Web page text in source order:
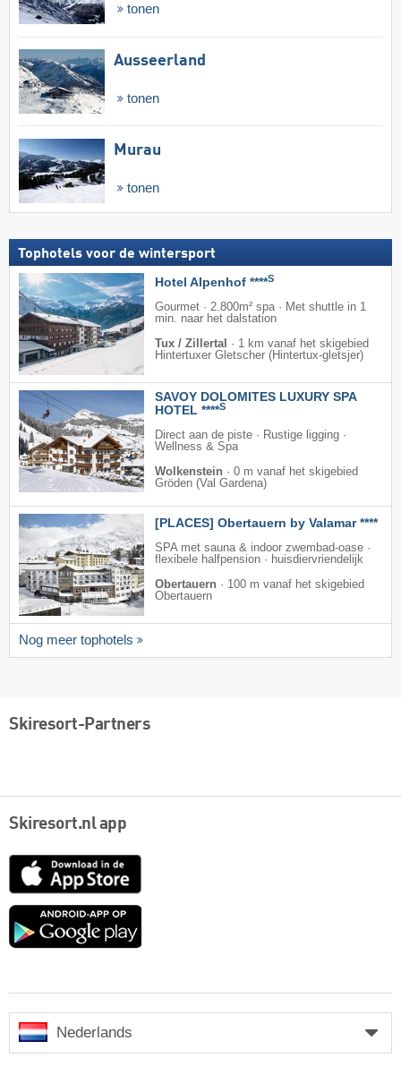
tonen
Ausseerland
tonen
Murau
tonen
Tophotels voor de wintersport
Hotel Alpenhof ****S
Gourmet · 2.800m² spa · Met shuttle in 1
min. naar het dalstation
Tux / Zillertal · 1 km vanaf het skigebied
Hintertuxer Gletscher (Hintertux-gletsjer)
SAVOY DOLOMITES LUXURY SPA
HOTEL ****S
Direct aan de piste · Rustige ligging ·
Wellness & Spa
Wolkenstein · 0 m vanaf het skigebied
Gröden (Val Gardena)
[PLACES] Obertauern by Valamar ****
SPA met sauna & indoor zwembad-oase ·
flexibele halfpension · huisdiervriendelijk
Obertauern · 100 m vanaf het skigebied
Obertauern
Nog meer tophotels
Skiresort-Partners
Skiresort.nl app
App
Google
Nederlands